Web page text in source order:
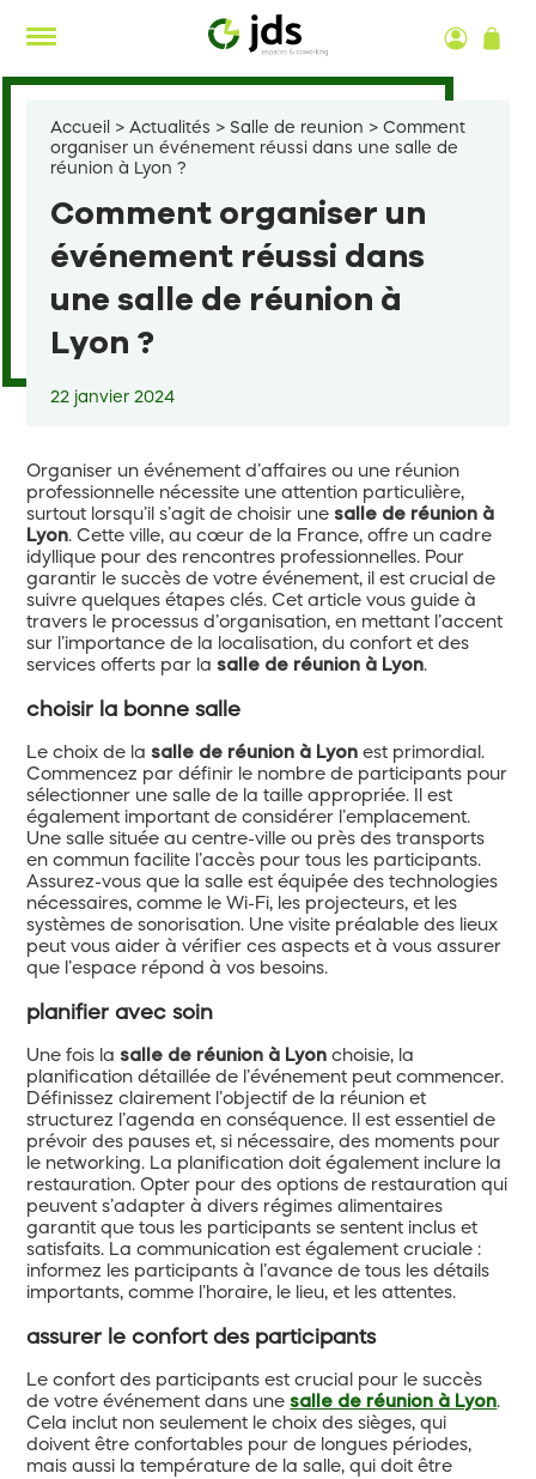
contenu
Accueil >Actualités > Salle de reunion >Comment
organiser un événement réussi dans une salle de
réunion à Lyon ?
Comment organiser un
événement réussi dans
une salle de réunion à
Lyon ?
22 janvier 2024
Organiser un événement d’affaires ou une réunion
professionnelle nécessite une attention particulière,
surtout lorsqu’il s’agit de choisir une salle de réunion à
Lyon. Cette ville, au cœur de la France, offre un cadre
idyllique pour des rencontres professionnelles. Pour
garantir le succès de votre événement, il est crucial de
suivre quelques étapes clés. Cet article vous guide à
travers le processus d’organisation, en mettant l’accent
sur l’importance de la localisation, du confort et des
services offerts par la salle de réunion à Lyon.
choisir la bonne salle
Le choix de la salle de réunion à Lyon est primordial.
Commencez par définir le nombre de participants pour
sélectionner une salle de la taille appropriée. Il est
également important de considérer l’emplacement.
Une salle située au centre-ville ou près des transports
en commun facilite l’accès pour tous les participants.
Assurez-vous que la salle est équipée des technologies
nécessaires, comme le Wi-Fi, les projecteurs, et les
systèmes de sonorisation. Une visite préalable des lieux
peut vous aider à vérifier ces aspects et à vous assurer
que l’espace répond à vos besoins.
planifier avec soin
Une fois la salle de réunion à Lyon choisie, la
planification détaillée de l’événement peut commencer.
Définissez clairement l’objectif de la réunion et
structurez l’agenda en conséquence. Il est essentiel de
prévoir des pauses et, si nécessaire, des moments pour
le networking. La planification doit également inclure la
restauration. Opter pour des options de restauration qui
peuvent s’adapter à divers régimes alimentaires
garantit que tous les participants se sentent inclus et
satisfaits. La communication est également cruciale :
informez les participants à l’avance de tous les détails
importants, comme l’horaire, le lieu, et les attentes.
assurer le confort des participants
Le confort des participants est crucial pour le succès
de votre événement dans unesalle de réunion à Lyon.
Cela inclut non seulement le choix des sièges, qui
doivent être confortables pour de longues périodes,
mais aussi la température de la salle, qui doit être